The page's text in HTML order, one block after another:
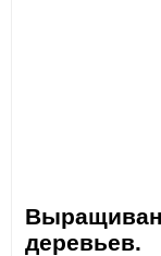
деревьев.